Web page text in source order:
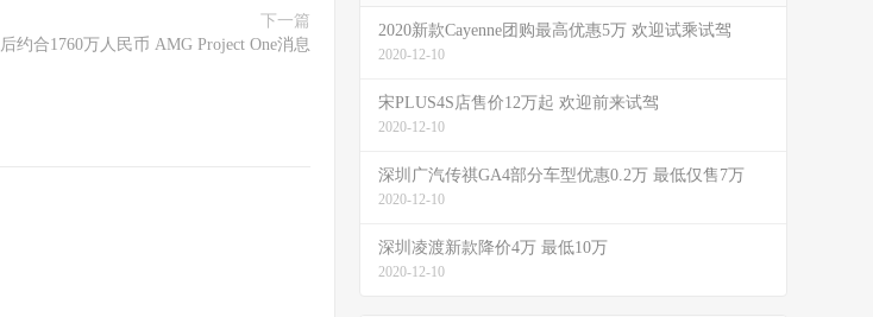
下一篇
约合1760万人民币 AMG Project One消息
2020新款Cayenne团购最高优惠5万 欢迎试乘试驾
2020-12-10
宋PLUS4S店售价12万起 欢迎前来试驾
2020-12-10
深圳广汽传祺GA4部分车型优惠0.2万 最低仅售7万
2020-12-10
深圳凌渡新款降价4万 最低10万
2020-12-10